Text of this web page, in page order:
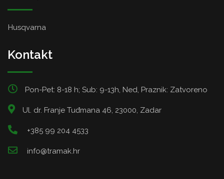
Husqvarna
Kontakt
Pon-Pet: 8-18 h; Sub: 9-13h, Ned, Praznik: Zatvoreno
Ul. dr. Franje Tuđmana 46, 23000, Zadar
+385 99 204 4533
info@tramak.hr